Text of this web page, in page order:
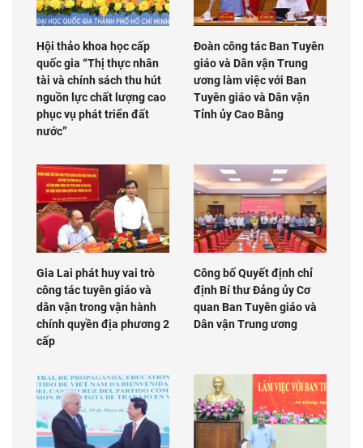
Hội thảo khoa học cấp
quốc gia “Thị thực nhân
tài và chính sách thu hút
nguồn lực chất lượng cao
phục vụ phát triển đất
nước”
Đoàn công tác Ban Tuyên
giáo và Dân vận Trung
ương làm việc với Ban
Tuyên giáo và Dân vận
Tỉnh ủy Cao Bằng
Gia Lai phát huy vai trò
công tác tuyên giáo và
dân vận trong vận hành
chính quyền địa phương 2
cấp
Công bố Quyết định chỉ
định Bí thư Đảng ủy Cơ
quan Ban Tuyên giáo và
Dân vận Trung ương